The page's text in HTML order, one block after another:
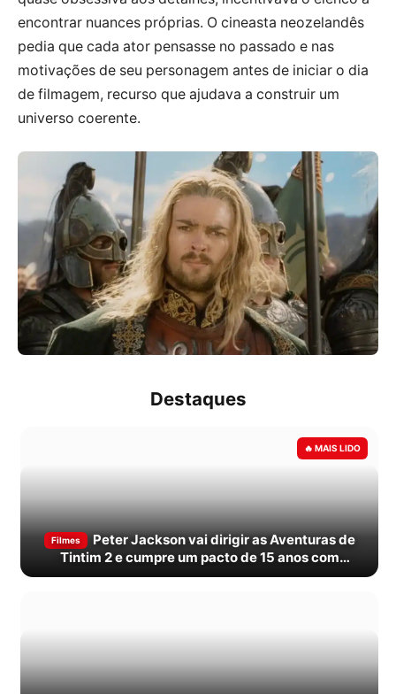
encontrar nuances próprias. O cineasta neozelandês
pedia que cada ator pensasse no passado e nas
motivações de seu personagem antes de iniciar o dia
de filmagem, recurso que ajudava a construir um
universo coerente.
Destaques
Filmes
Peter Jackson vai dirigir as Aventuras de
Tintim 2 e cumpre um pacto de 15 anos com
Spielberg